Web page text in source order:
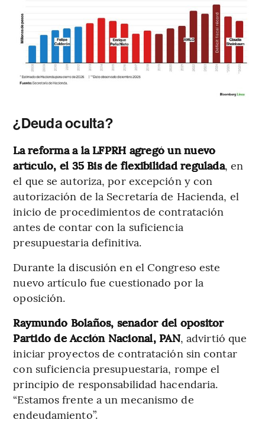
¿Deuda oculta?
La reforma a la LFPRH agregó un nuevo
artículo, el 35 Bis de flexibilidad regulada, en
el que se autoriza, por excepción y con
autorización de la Secretaría de Hacienda, el
inicio de procedimientos de contratación
antes de contar con la suficiencia
presupuestaria definitiva.
Durante la discusión en el Congreso este
nuevo artículo fue cuestionado por la
oposición.
Raymundo Bolaños, senador del opositor
Partido de Acción Nacional, PAN, advirtió que
iniciar proyectos de contratación sin contar
con suficiencia presupuestaria, rompe el
principio de responsabilidad hacendaria.
“Estamos frente a un mecanismo de
endeudamiento”.